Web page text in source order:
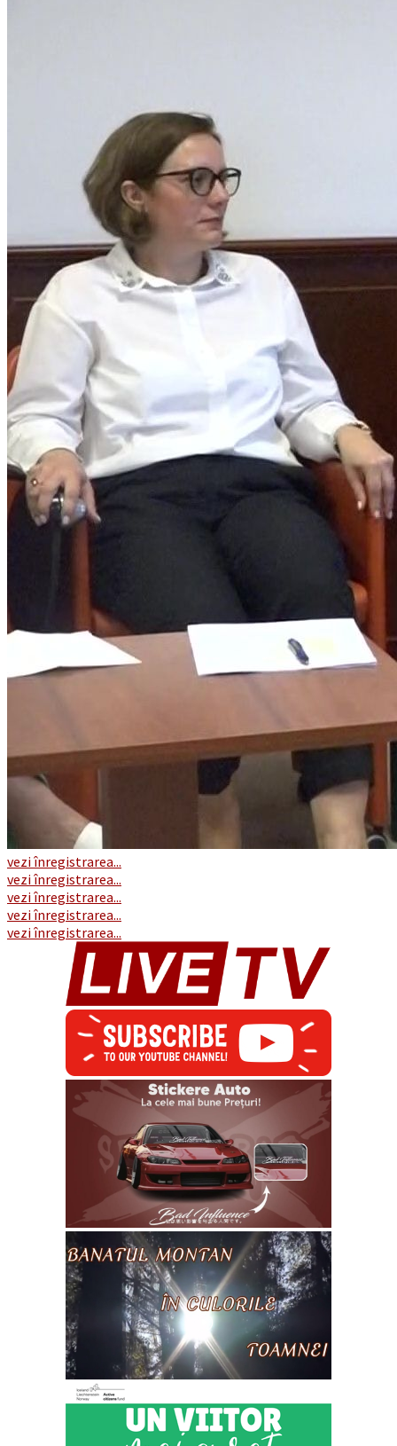
vezi înregistrarea...
vezi înregistrarea...
vezi înregistrarea...
vezi înregistrarea...
vezi înregistrarea...